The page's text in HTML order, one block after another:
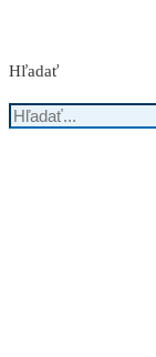
Hľadať
Search